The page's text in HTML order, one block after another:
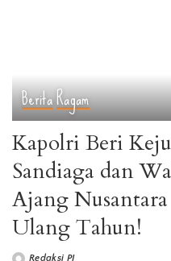
BeritaRagam
Kapolri Beri
Sandiaga dan
Ajang
Ulang Tahun!
Redaksi PI